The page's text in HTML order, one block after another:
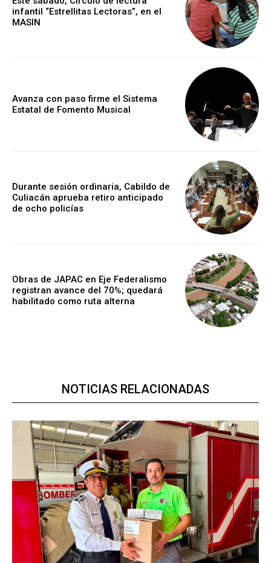
infantil “Estrellitas Lectoras”, en el
MASIN
Avanza con paso firme el Sistema
Estatal de Fomento Musical
Durante sesión ordinaria, Cabildo de
Culiacán aprueba retiro anticipado
de ocho policías
Obras de JAPAC en Eje Federalismo
registran avance del 70%; quedará
habilitado como ruta alterna
NOTICIAS RELACIONADAS